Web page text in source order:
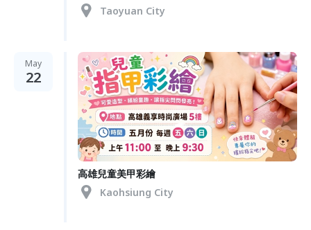
Taoyuan City
May
22
高雄兒童美甲彩繪
Kaohsiung City